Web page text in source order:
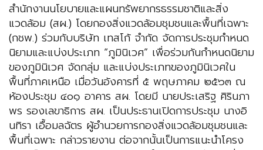
สำนักงานนโยบายและแผนทรัพยากรธรรมชาติและสิ่ง
แวดล้อม (สผ.) โดยกองสิ่งแวดล้อมชุมชนและพื้นที่เฉพาะ
(กชพ.) ร่วมกับบริษัท เทสโก้ จำกัด จัดการประชุมกำหนด
นิยามและแบ่งประเภท “ภูมินิเวศ” เพื่อร่วมกันกำหนดนิยาม
ของภูมินิเวศ จัดกลุ่ม และแบ่งประเภทของภูมินิเวศใน
พื้นที่ภาคเหนือ เมื่อวันอังคารที่ ๕ พฤษภาคม ๒๕๖๓ ณ
ห้องประชุม ๔๐๑ อาคาร สผ. โดยมี นายประเสริฐ ศิรินภา
พร รองเลขาธิการ สผ. เป็นประธานเปิดการประชุม นางอิ
นทิรา เอื้อมลฉัตร ผู้อำนวยการกองสิ่งแวดล้อมชุมชนและ
พื้นที่เฉพาะ กล่าวรายงาน ต่อจากนั้นเป็นการแนะนำโครง